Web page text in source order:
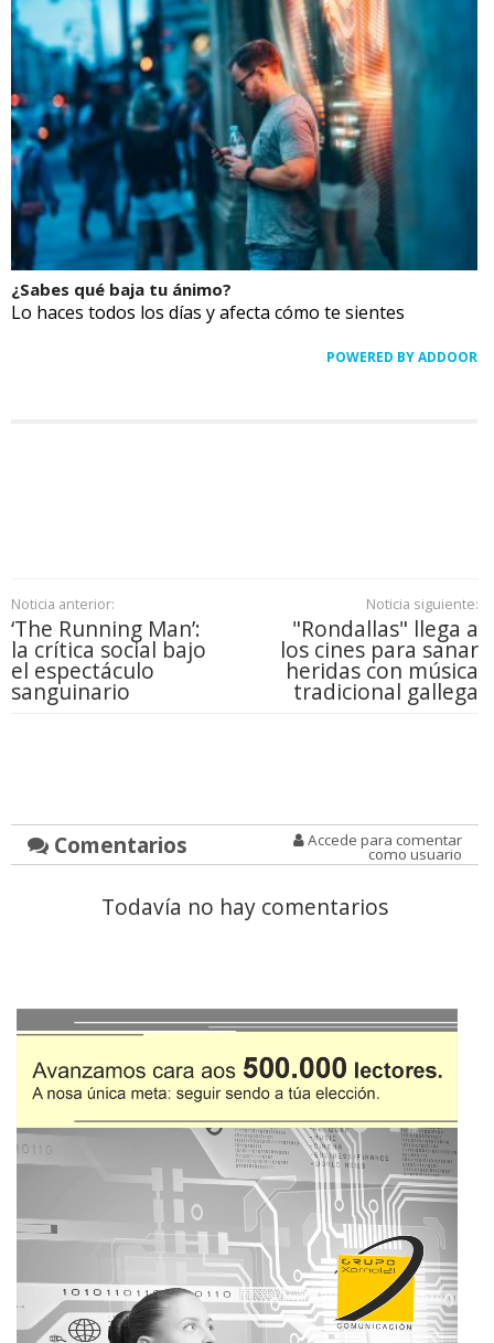
¿Sabes qué baja tu ánimo?
Lo haces todos los días y afecta cómo te sientes
POWERED BY ADDOOR
Noticia anterior:
‘The Running Man’:
la crítica social bajo
el espectáculo
sanguinario
Noticia siguiente:
"Rondallas" llega a
los cines para sanar
heridas con música
tradicional gallega
Comentarios Accede para comentar
como usuario
Todavía no hay comentarios